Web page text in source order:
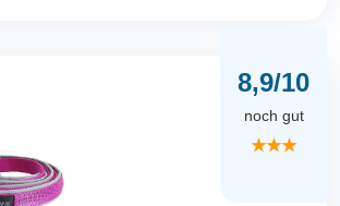
8,9/10
noch gut
★★★